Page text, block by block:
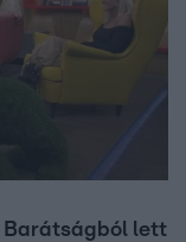
Barátságból lett